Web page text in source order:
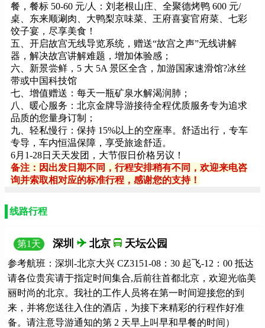
餐，餐标 50-60 元/人：刘老根山庄、全聚德烤鸭 600 元/
桌、东来顺涮肉、大鸭梨京味菜、王府喜宴官府菜、七彩
饺子宴，尽享美食！
五、开启故宫无线导览系统，赠送“故宫之声”无线讲解
器，解决故宫讲解难题，增加体验感；
六、新景尝鲜，5 大 5A 景区全含，加游国家速滑馆?冰丝
带或中国科技馆
七、增值赠送：每天一瓶矿泉水解渴润肺；
八、暖心服务：北京金牌导游接待全程优质服务专为追求
品质的您量身订制；
九、轻私慢行：保持 15%以上的空座率。舒适出行，专车
专导，车内恒温保障，享受旅途舒适。
6月1-28日天天发团，大节假日价格另议！
备注：因出发日期不同，行程安排稍有不同，欢迎来电咨
询并索取相对应的标准行程，感谢您的支持！
线路行程
第1 天 深圳 北京 天坛公园
参考航班：深圳-北京大兴 CZ3151-08：30 起飞-12：00 抵达
请各位贵宾请于指定时间集合,后前往首都北京，欢迎光临美
丽时尚的北京。我社的工作人员将在第一时间迎接您的到
来，并将您送往入住的酒店，为接下来精彩的行程作好准
备。请注意导游通知的第 2 天早上叫早和早餐的时间）